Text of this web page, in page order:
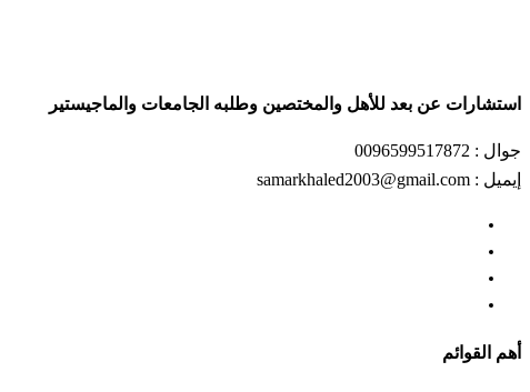
استشارات عن بعد للأهل والمختصين وطلبه الجامعات والماجيستير
جوال : 0096599517872
إيميل : samarkhaled2003@gmail.com
أهم القوائم